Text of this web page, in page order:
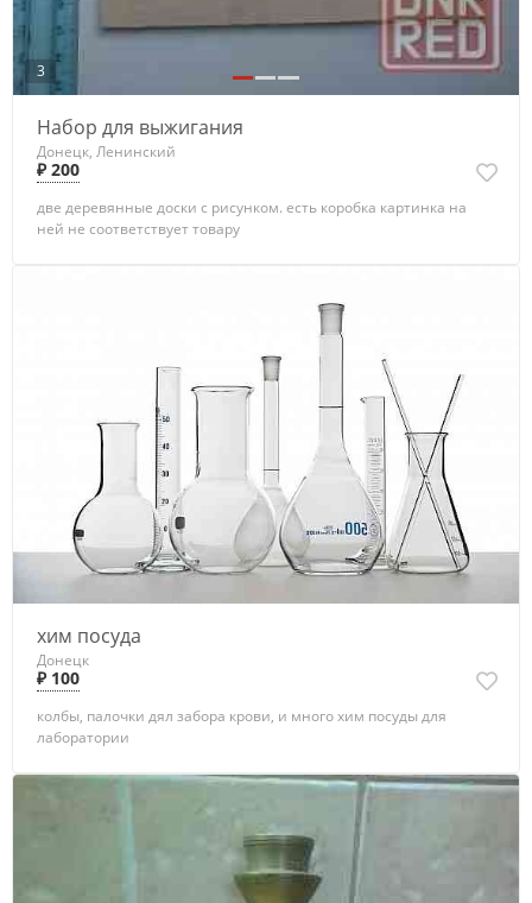
3
Набор для выжигания
Донецк, Ленинский
₽ 200
две деревянные доски с рисунком. есть коробка картинка на
ней не соответствует товару
хим посуда
Донецк
₽ 100
колбы, палочки дял забора крови, и много хим посуды для
лаборатории